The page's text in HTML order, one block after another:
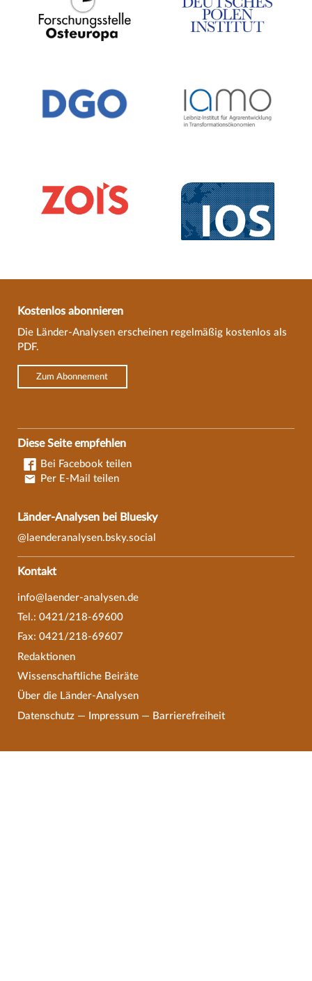
Kostenlos abonnieren
Die Länder-Analysen erscheinen regelmäßig kostenlos als
PDF.
Zum Abonnement
Diese Seite empfehlen
Bei Facebook teilen
Per E-Mail teilen
Länder-Analysen bei Bluesky
@laenderanalysen.bsky.social
Kontakt
info@laender-analysen.de
Tel.: 0421/218-69600
Fax: 0421/218-69607
Redaktionen
Wissenschaftliche Beiräte
Über die Länder-Analysen
Datenschutz— Impressum— Barrierefreiheit